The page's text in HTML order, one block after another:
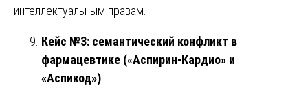
интеллектуальным правам.
Кейс №3: семантический конфликт в
фармацевтике («Аспирин-Кардио» и
«Аспикод»)